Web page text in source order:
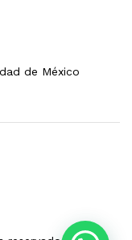
de México